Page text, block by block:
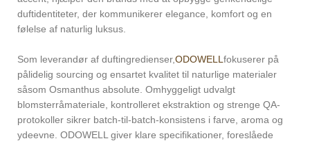
duftidentiteter, der kommunikerer elegance, komfort og en
følelse af naturlig luksus.
Som leverandør af duftingredienser,ODOWELL fokuserer på
pålidelig sourcing og ensartet kvalitet til naturlige materialer
såsom Osmanthus absolute. Omhyggeligt udvalgt
blomsterråmateriale, kontrolleret ekstraktion og strenge QA-
protokoller sikrer batch-til-batch-konsistens i farve, aroma og
ydeevne. ODOWELL giver klare specifikationer, foreslåede